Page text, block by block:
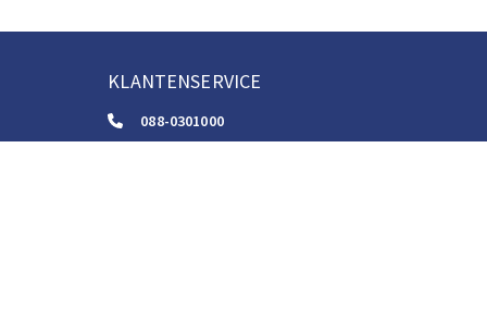
KLANTENSERVICE
088-0301000